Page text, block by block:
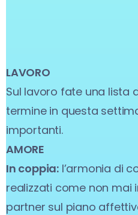
LAVORO
Sul lavoro fate una lista
termine in questa
importanti.
AMORE
In coppia: l’armonia di
realizzati come non mai
partner sul piano